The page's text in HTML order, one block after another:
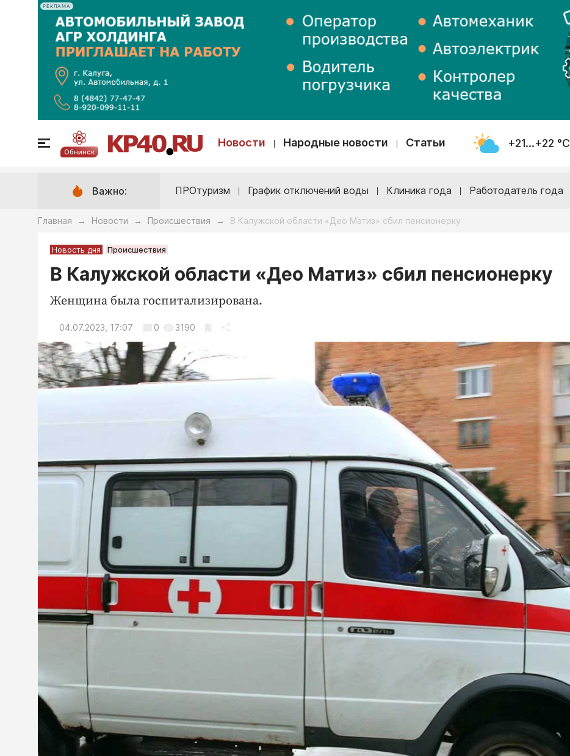
РЕКЛАМА
Обнинск
Новости Народные новости Статьи +21...+22 °С
Важно: ПРОтуризм График отключений воды Клиника года Работодатель года
Главная → Новости → Происшествия → В Калужской области «Део Матиз» сбил пенсионерку
Новость дня Происшествия
В Калужской области «Део Матиз» сбил пенсионерку
Женщина была госпитализирована.
04.07.2023, 17:07 0 3190